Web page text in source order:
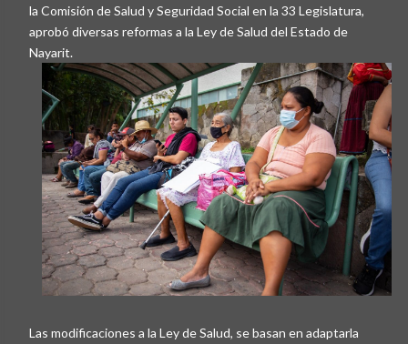
la Comisión de Salud y Seguridad Social en la 33 Legislatura,
aprobó diversas reformas a la Ley de Salud del Estado de
Nayarit.
Las modificaciones a la Ley de Salud, se basan en adaptarla